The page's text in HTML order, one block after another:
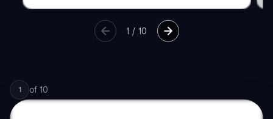
1 / 10
1 of 10